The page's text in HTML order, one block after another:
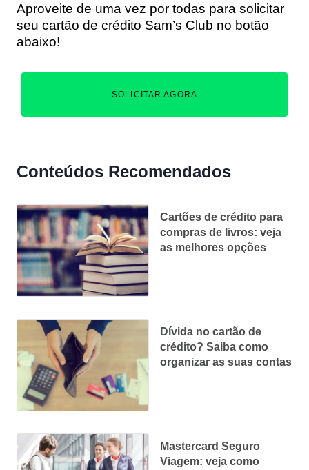
Aproveite de uma vez por todas para solicitar
seu cartão de crédito Sam’s Club no botão
abaixo!
SOLICITAR AGORA
Conteúdos Recomendados
Cartões de crédito para
compras de livros: veja
as melhores opções
Dívida no cartão de
crédito? Saiba como
organizar as suas contas
Mastercard Seguro
Viagem: veja como